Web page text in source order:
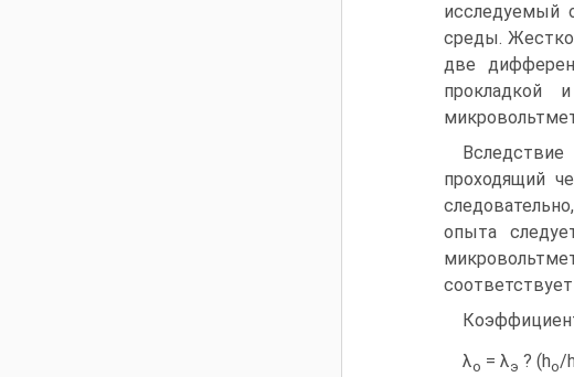
исследуемый
среды. Жестко
две
прокладкой
проходящий
опыта
λо = λэ ? (ho/h